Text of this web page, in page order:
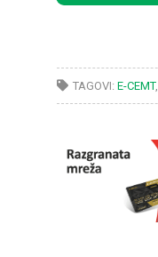
TAGOVI: E-CEMT,